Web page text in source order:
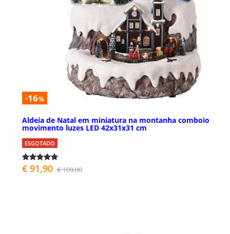
-16%
Aldeia de Natal em miniatura na montanha comboio
movimento luzes LED 42x31x31 cm
ESGOTADO
€ 91,90 € 109,00